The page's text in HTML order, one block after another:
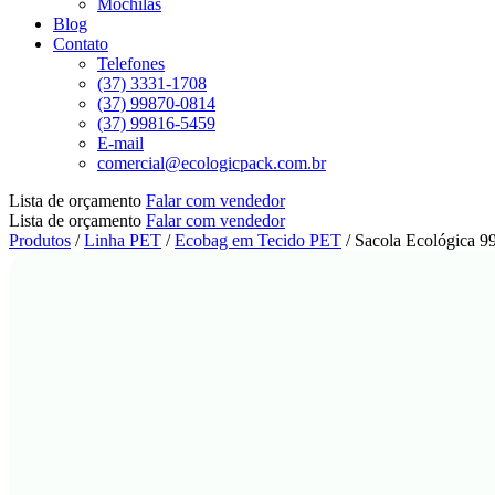
Mochilas
Blog
Contato
Telefones
(37) 3331-1708
(37) 99870-0814
(37) 99816-5459
E-mail
comercial@ecologicpack.com.br
Lista de orçamento Falar com vendedor
Lista de orçamento Falar com vendedor
Produtos /Linha PET /Ecobag em Tecido PET / Sacola Ecológica